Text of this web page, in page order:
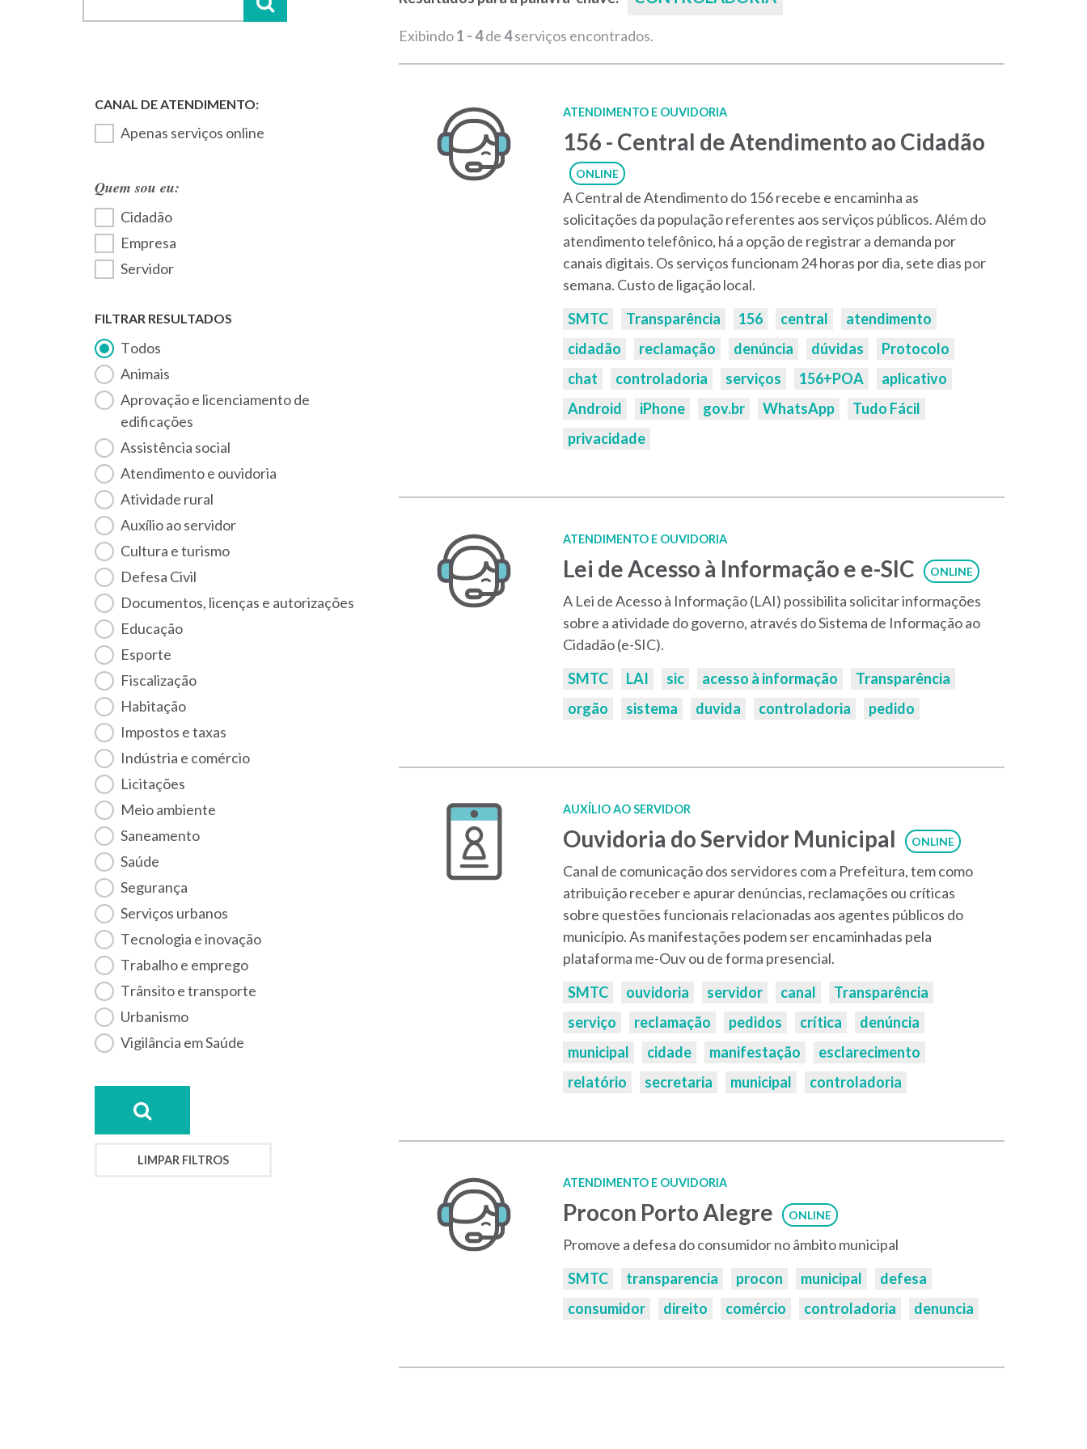
Apenas serviços online
Quem sou eu:
Cidadão
Empresa
Servidor
FILTRAR RESULTADOS
Todos
Animais
Aprovação e licenciamento de
edificações
Assistência social
Atendimento e ouvidoria
Atividade rural
Auxílio ao servidor
Cultura e turismo
Defesa Civil
Documentos, licenças e autorizações
Educação
Esporte
Fiscalização
habitação
Impostos e taxas
Indústria e comércio
Licitações
Meio ambiente
Saneamento
Saúde
Segurança
Serviços urbanos
Tecnologia e inovação
Trabalho e emprego
Trânsito e transporte
Urbanismo
Vigilância em Saúde
LIMPAR FILTROS
Exibindo1 - 4de4serviços encontrados.
ATENDIMENTO E OUVIDORIA
156 - Central de Atendimento ao Cidadão
ONLINE
A Central de Atendimento do 156 recebe e encaminha as
solicitações da população referentes aos serviços públicos. Além do
atendimento telefônico, há a opção de registrar a demanda por
canais digitais. Os serviços funcionam 24 horas por dia, sete dias por
semana. Custo de ligação local.
Palavras-
chaves:
SMTC Transparência 156 central
atendimento
cidadão
reclamação denúncia dúvidas
Protocolo
chat
controladoria serviços 156+POA
aplicativo
Android
iPhone gov.br WhatsApp
Tudo Fácil
privacidade
ATENDIMENTO E OUVIDORIA
Lei de Acesso à Informação e e-SIC ONLINE
A Lei de Acesso à Informação (LAI) possibilita solicitar informações
sobre a atividade do governo, através do Sistema de Informação ao
Cidadão (e-SIC).
Palavras-
chaves:
SMTC LAI sic acesso à informação
Transparência
orgão
sistema duvida controladoria pedido
AUXÍLIO AO SERVIDOR
Ouvidoria do Servidor Municipal ONLINE
Canal de comunicação dos servidores com a Prefeitura, tem como
atribuição receber e apurar denúncias, reclamações ou críticas
sobre questões funcionais relacionadas aos agentes públicos do
município. As manifestações podem ser encaminhadas pela
plataforma me-Ouv ou de forma presencial.
Palavras-
chaves:
SMTC ouvidoria servidor canal
Transparência
serviço
reclamação pedidos crítica
denúncia
municipal
cidade manifestação
esclarecimento
relatório
secretaria municipal controladoria
ATENDIMENTO E OUVIDORIA
Procon Porto Alegre ONLINE
Promove a defesa do consumidor no âmbito municipal
Palavras-
SMTC transparencia procon municipal
defesa
consumidor
direito comércio controladoria denuncia